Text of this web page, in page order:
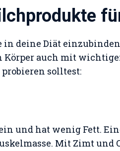
deine Diät
Körper auch mit
solltest:
und hat wenig Fett.
Mit Zimt und